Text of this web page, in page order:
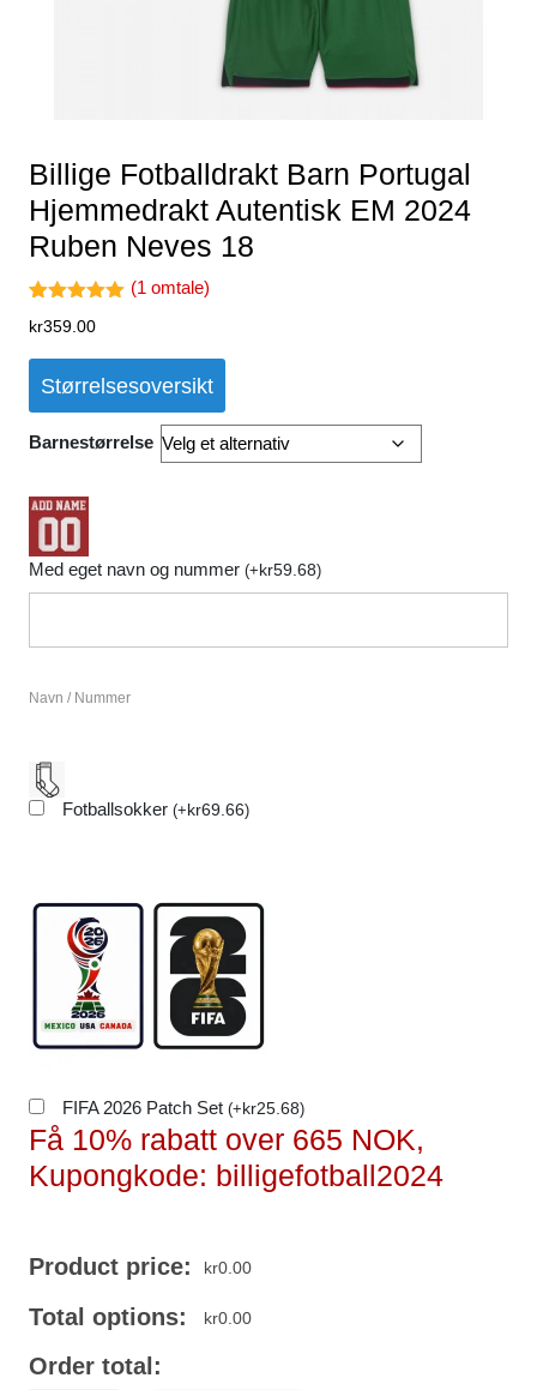
Billige Fotballdrakt Barn Portugal
Hjemmedrakt Autentisk EM 2024
Ruben Neves 18
5.00av 5
ing
(1 omtale)
kr359.00
Størrelsesoversikt
Barnestørrelse
Med eget navn og nummer (+kr59.68)
Navn / Nummer
Fotballsokker (+kr69.66)
FIFA 2026 Patch Set (+kr25.68)
Få 10% rabatt over 665 NOK,
Kupongkode: billigefotball2024
Product price: kr0.00
Total options: kr0.00
Order total: